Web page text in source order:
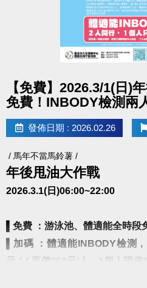
【免費】2026.3/1(日)
免費！INBODY檢測兩
發佈日期 : 2026.02.26
/ 馬年不當馬鈴薯 /
年後甩油大作戰
2026.3.1(日)06:00~22:00
▌ 免費 ：游泳池、體適能全時段
▌ 加碼 ：體適能INBODY檢測
元！( 原價250元/人，1個人現省